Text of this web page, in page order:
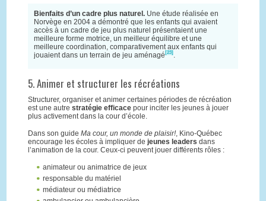
Bienfaits d’un cadre plus naturel.Une étude réalisée en
Norvège en 2004 a démontré que les enfants qui avaient
accès à un cadre de jeu plus naturel présentaient une
meilleure forme motrice, un meilleur équilibre et une
meilleure coordination, comparativement aux enfants qui
jouaient dans un terrain de jeu aménagé [23] .
5. Animer et structurer les récréations
Structurer, organiser et animer certaines périodes de récréation
est une autre stratégie efficacepour inciter les jeunes à jouer
plus activement dans la cour d’école.
Dans son guide Ma cour, un monde de plaisir!, Kino-Québec
encourage les écoles à impliquer de jeunes leaders dans
l’animation de la cour. Ceux-ci peuvent jouer différents rôles :
animateur ou animatrice de jeux
responsable du matériel
médiateur ou médiatrice